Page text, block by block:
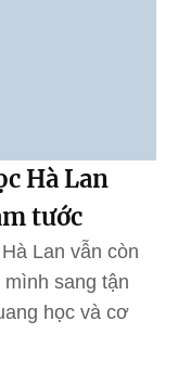
Hà Lan
tước
Lan vẫn còn
sang tận
học và cơ